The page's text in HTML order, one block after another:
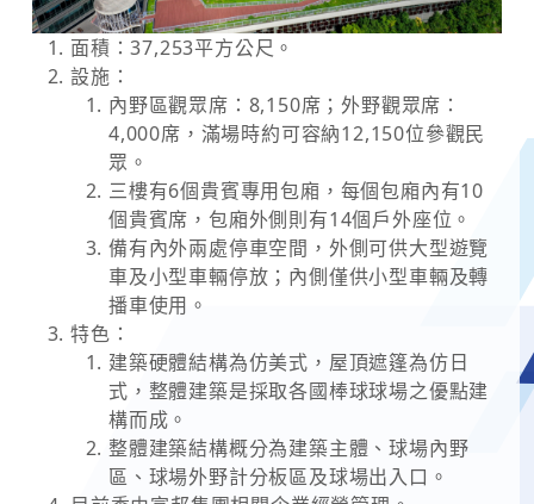
面積：37,253平方公尺。
設施：
內野區觀眾席：8,150席；外野觀眾席：
4,000席，滿場時約可容納12,150位參觀民
眾。
三樓有6個貴賓專用包廂，每個包廂內有10
個貴賓席，包廂外側則有14個戶外座位。
備有內外兩處停車空間，外側可供大型遊覽
車及小型車輛停放；內側僅供小型車輛及轉
播車使用。
特色：
建築硬體結構為仿美式，屋頂遮篷為仿日
式，整體建築是採取各國棒球球場之優點建
構而成。
整體建築結構概分為建築主體、球場內野
區、球場外野計分板區及球場出入口。